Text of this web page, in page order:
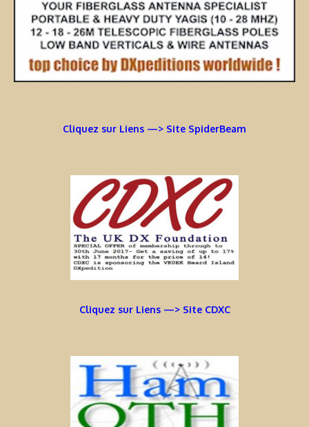
Cliquez sur Liens —> Site SpiderBeam
Cliquez sur Liens —> Site CDXC